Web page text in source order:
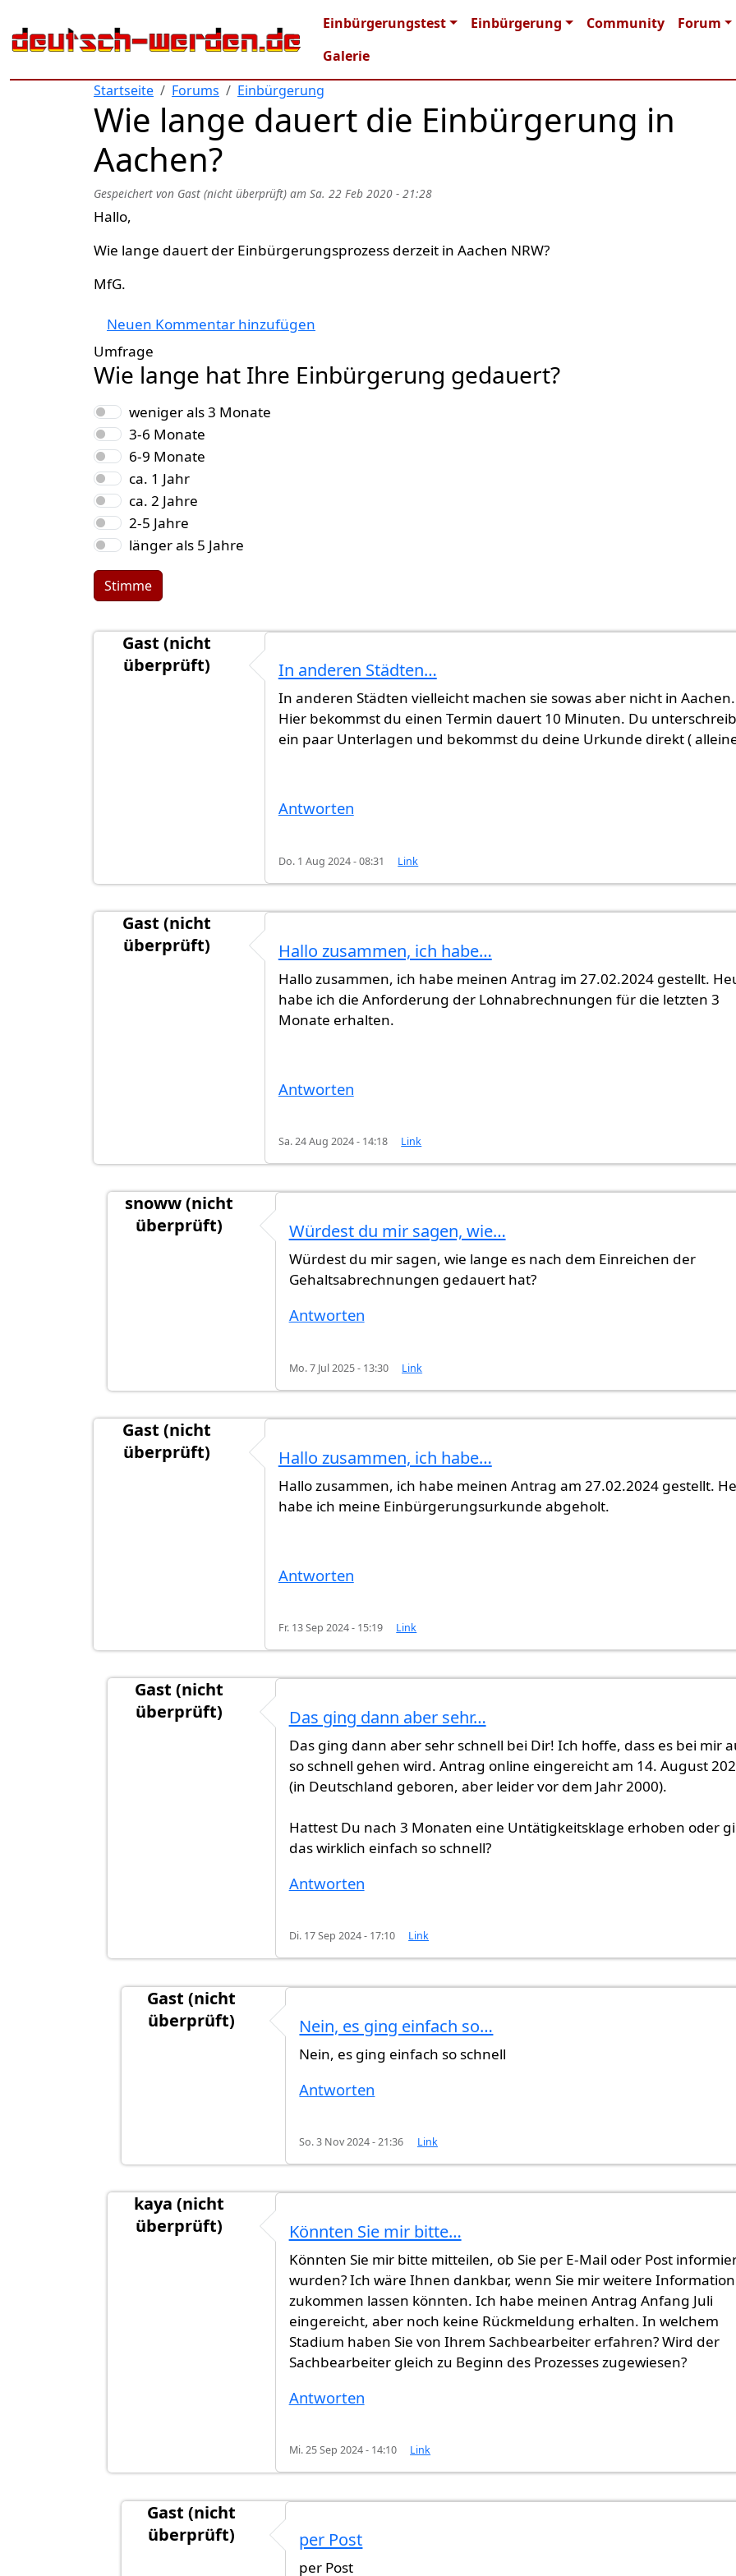
Main navigation
Einbürgerungstest Einbürgerung Community Forum
Galerie
Startseite
Forums Einbürgerung
Wie lange dauert die Einbürgerung in
Aachen?
Gespeichert von Gast (nicht überprüft) am Sa. 22 Feb 2020 - 21:28
Hallo,
Wie lange dauert der Einbürgerungsprozess derzeit in Aachen NRW?
MfG.
Neuen Kommentar hinzufügen
Umfrage
Wie lange hat Ihre Einbürgerung gedauert?
Auswahlmöglichkeiten
weniger als 3 Monate
3-6 Monate
6-9 Monate
ca. 1 Jahr
ca. 2 Jahre
2-5 Jahre
länger als 5 Jahre
Stimme
Gast (nicht
überprüft)
In anderen Städten…
In anderen Städten vielleicht machen sie sowas aber nicht in Aachen.
Hier bekommst du einen Termin dauert 10 Minuten. Du
ein paar Unterlagen und bekommst du deine Urkunde direkt (
Antworten
Do. 1 Aug 2024 - 08:31 Link
Gast (nicht
überprüft)
Hallo zusammen, ich habe…
Hallo zusammen, ich habe meinen Antrag im 27.02.2024 gestellt.
habe ich die Anforderung der Lohnabrechnungen für die letzten 3
Monate erhalten.
Antworten
Sa. 24 Aug 2024 - 14:18 Link
snoww (nicht
überprüft)
Hallo zusammen, ich habe…vonGast (nicht überprüft)
Würdest du mir sagen, wie…
Würdest du mir sagen, wie lange es nach dem Einreichen der
Gehaltsabrechnungen gedauert hat?
Antworten
Mo. 7 Jul 2025 - 13:30 Link
Gast (nicht
überprüft)
Hallo zusammen, ich habe…
Hallo zusammen, ich habe meinen Antrag am 27.02.2024 gestellt.
habe ich meine Einbürgerungsurkunde abgeholt.
Antworten
Fr. 13 Sep 2024 - 15:19 Link
Gast (nicht
überprüft)
Hallo zusammen, ich habe…vonGast (nicht überprüft)
Das ging dann aber sehr…
Das ging dann aber sehr schnell bei Dir! Ich hoffe, dass es bei mir
so schnell gehen wird. Antrag online eingereicht am 14. August
(in Deutschland geboren, aber leider vor dem Jahr 2000).
Hattest Du nach 3 Monaten eine Untätigkeitsklage erhoben oder
das wirklich einfach so schnell?
Antworten
Di. 17 Sep 2024 - 17:10 Link
Gast (nicht
überprüft)
Das ging dann aber sehr…vonGast (nicht überprüft)
Nein, es ging einfach so…
Nein, es ging einfach so schnell
Antworten
So. 3 Nov 2024 - 21:36 Link
kaya (nicht
überprüft)
Hallo zusammen, ich habe…vonGast (nicht überprüft)
Könnten Sie mir bitte…
Könnten Sie mir bitte mitteilen, ob Sie per E-Mail oder Post
wurden? Ich wäre Ihnen dankbar, wenn Sie mir weitere
zukommen lassen könnten. Ich habe meinen Antrag Anfang Juli
eingereicht, aber noch keine Rückmeldung erhalten. In welchem
Stadium haben Sie von Ihrem Sachbearbeiter erfahren? Wird der
Sachbearbeiter gleich zu Beginn des Prozesses zugewiesen?
Antworten
Mi. 25 Sep 2024 - 14:10 Link
Gast (nicht
überprüft)
Könnten Sie mir bitte…
per Post
per Post